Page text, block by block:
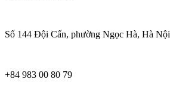
Số 144 Đội Cấn, phường Ngọc Hà, Hà Nội
+84 983 00 80 79